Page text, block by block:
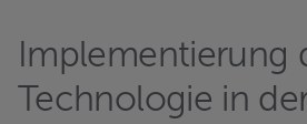
Implementierung
Technologie in